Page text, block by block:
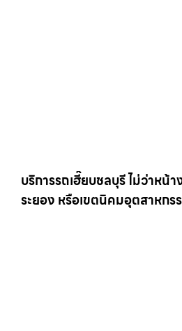
บริการรถเฮี๊ยบชลบุรี ไม่ว่าหน้
ระยอง หรือเขตนิคมอุตสาหกร